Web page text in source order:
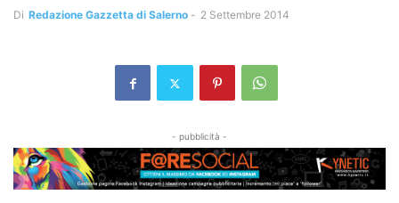
Di Redazione Gazzetta di Salerno - 2 Settembre 2014
- pubblicità -